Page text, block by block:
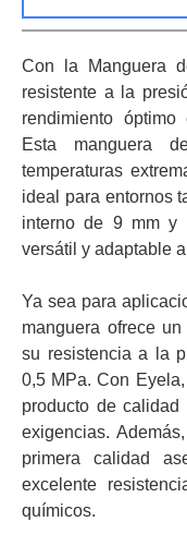
Con la Manguera
resistente a la
rendimiento
Esta manguera
temperaturas
ideal para entornos
interno de 9 mm y
versátil y adaptable
Ya sea para
manguera ofrece
su resistencia a la
0,5 MPa. Con
producto de
exigencias.
primera calidad
excelente
químicos.